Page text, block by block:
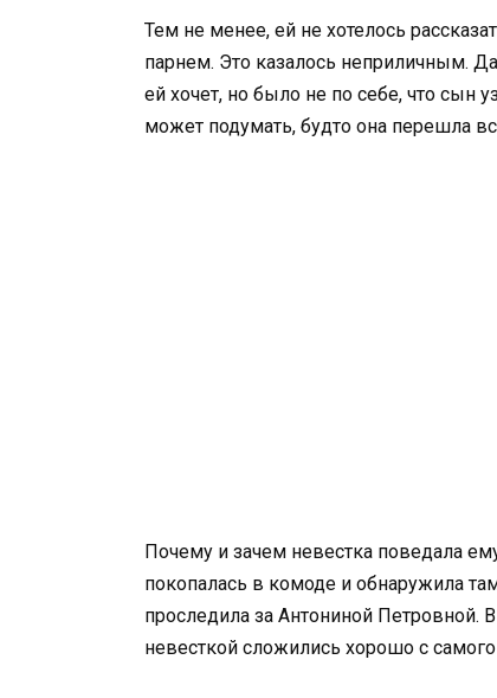
Тем не менее, ей не хотелось
парнем. Это казалось неприличным.
ей хочет, но было не по себе, что сын
может подумать, будто она перешла
Почему и зачем невестка поведала
покопалась в комоде и обнаружила
проследила за Антониной Петровной.
невесткой сложились хорошо с самого